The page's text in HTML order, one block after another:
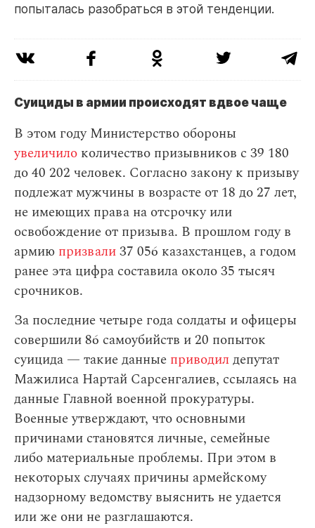
попыталась разобраться в этой тенденции.
Суициды в армии происходят вдвое чаще
В этом году Министерство обороны
увеличило количество призывников с 39 180
до 40 202 человек. Согласно закону к призыву
подлежат мужчины в возрасте от 18 до 27 лет,
не имеющих права на отсрочку или
освобождение от призыва. В прошлом году в
армию призвали37 056 казахстанцев, а годом
ранее эта цифра составила около 35 тысяч
срочников.
За последние четыре года солдаты и офицеры
совершили 86 самоубийств и 20 попыток
суицида — такие данные приводилдепутат
Мажилиса Нартай Сарсенгалиев, ссылаясь на
данные Главной военной прокуратуры.
Военные утверждают, что основными
причинами становятся личные, семейные
либо материальные проблемы. При этом в
некоторых случаях причины армейскому
надзорному ведомству выяснить не удается
или же они не разглашаются.